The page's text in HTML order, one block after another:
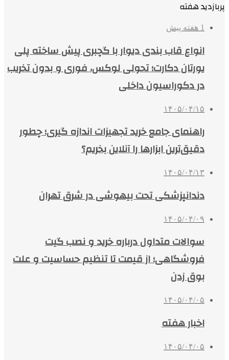
پربازدید هفته
1 هفته پیش
انواع قاب بندی دیوار با گچبری پیش ساخته پلی
یورتان دکارت؛ تحولی لوکس، فوری و بدون تخریب
در دکوراسیون داخلی
۱۴۰۵/۰۴/۱۵
راهنمای جامع خرید تجهیزات اندازه گیری؛ چطور
دقیق‌ترین ابزارها را آنلاین بخریم؟
۱۴۰۵/۰۴/۱۳
دندانپزشکی تحت بیهوشی در شرق تهران
۱۴۰۵/۰۴/۰۹
سوالات متداول درباره خرید و نصب گیت
فروشگاهی؛ از قیمت تا تنظیم حساسیت و علت
بوق زدن
۱۴۰۵/۰۴/۰۵
اخبار هفته
۱۴۰۵/۰۴/۰۵